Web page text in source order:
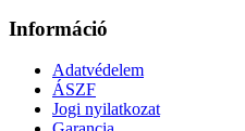
Információ
Adatvédelem
ÁSZF
Jogi nyilatkozat